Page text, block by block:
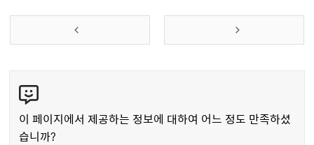
텐
츠
만
이 페이지에서 제공하는 정보에 대하여 어느 정도 만족하셨
습니까?